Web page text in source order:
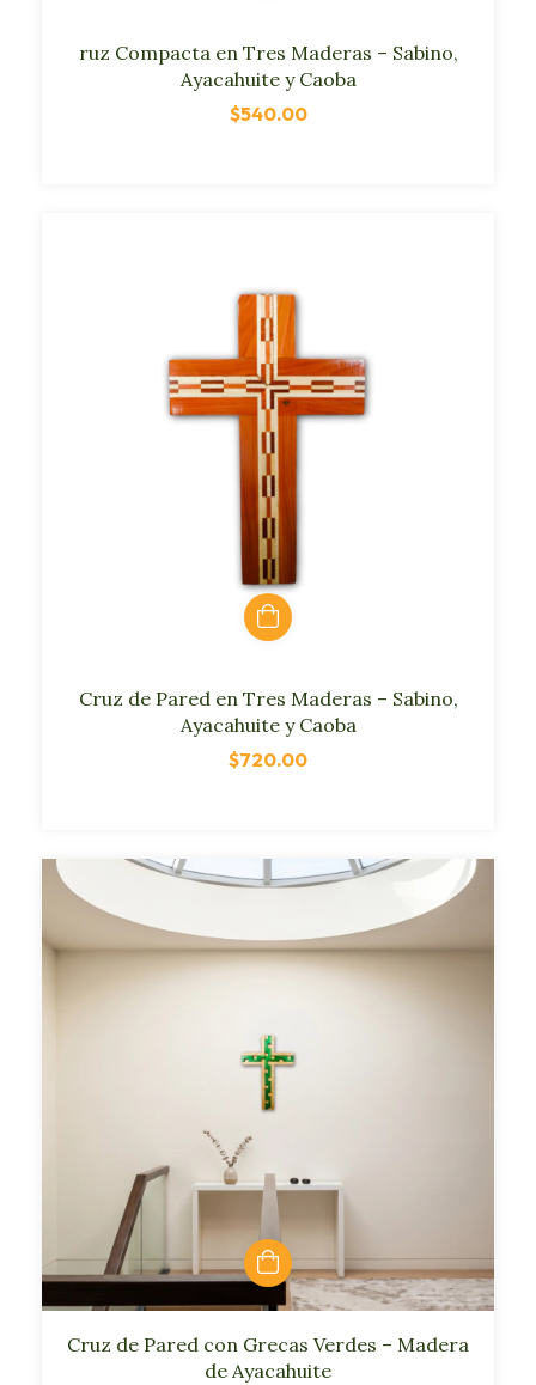
ruz Compacta en Tres Maderas – Sabino,
Ayacahuite y Caoba
$540.00
Cruz de Pared en Tres Maderas – Sabino,
Ayacahuite y Caoba
$720.00
Cruz de Pared con Grecas Verdes – Madera
de Ayacahuite